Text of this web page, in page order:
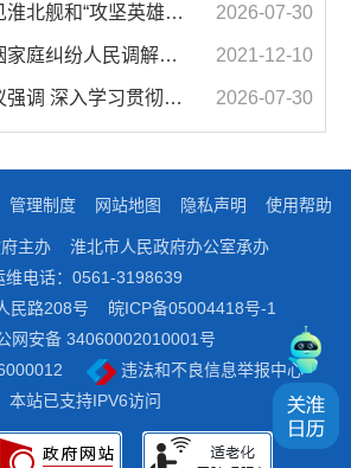
汪华东蒋曦会见淮北舰和“攻坚英雄连”官兵代表 2026-07-30
濉溪县举行婚姻家庭纠纷人民调解委员会暨调解志愿者服务团成立仪式 2021-12-10
市委常委会会议强调 深入学习贯彻习近平总书记重要讲话指示精神 高质量推进城市更新 不断提升本质安全水平 汪华东主持会议 2026-07-30
管理制度 网站地图 隐私声明 使用帮助
主办
淮北市人民政府办公室承办
维电话：0561-3198639
民路208号
皖ICP备05004418号-1
网安备 34060002010001号
违法和不良信息举报中心
本站已支持IPV6访问